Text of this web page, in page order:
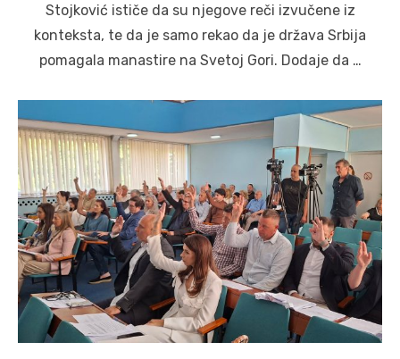
Stojković ističe da su njegove reči izvučene iz
konteksta, te da je samo rekao da je država Srbija
pomagala manastire na Svetoj Gori. Dodaje da …